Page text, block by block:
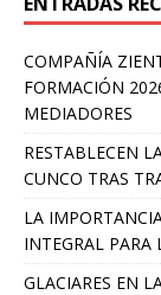
COMPAÑÍA
FORMACIÓN
MEDIADORES
RESTABLECEN
CUNCO TRAS
LA
INTEGRAL PARA
GLACIARES EN